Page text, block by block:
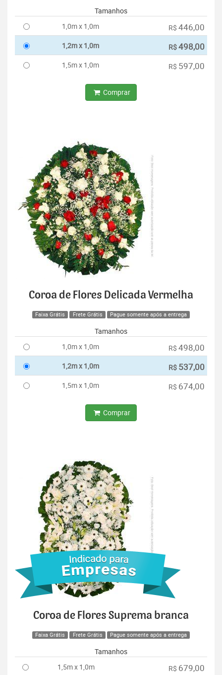
Tamanhos
1,0m x 1,0m
R$ 446,00
1,2m x 1,0m R$498,00
1,5m x 1,0m R$ 597,00
Comprar
Coroa de Flores Delicada Vermelha
Faixa Grátis Frete Grátis Pague somente após a entrega
Tamanhos
1,0m x 1,0m
R$ 498,00
1,2m x 1,0m R$ 537,00
1,5m x 1,0m R$ 674,00
Comprar
Coroa de Flores Suprema branca
Faixa Grátis Frete Grátis Pague somente após a entrega
Tamanhos
1,5m x 1,0m
R$ 679,00